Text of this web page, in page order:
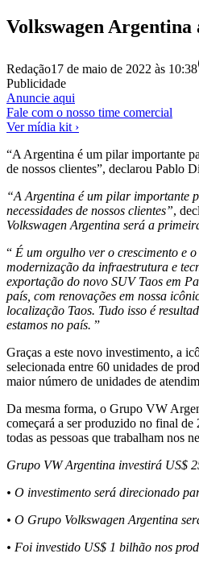
Volkswagen Argentina
Redação17 de maio de 2022 às 10:38
Publicidade
Anuncie aqui
Fale com o nosso time comercial
Ver mídia kit ›
“A Argentina é um pilar importante
de nossos clientes”, declarou Pablo
“A Argentina é um pilar importante
necessidades de nossos clientes”,
Volkswagen Argentina será a
“ É um orgulho ver o crescimento e
modernização da infraestrutura e
exportação do novo SUV Taos em
país, com renovações em nossa
localização Taos. Tudo isso é
estamos no país. ”
Graças a este novo investimento, a
selecionada entre 60 unidades de
maior número de unidades de
Da mesma forma, o Grupo VW
começará a ser produzido no final
todas as pessoas que trabalham nos
Grupo VW Argentina investirá US$
• O investimento será direcionado
• O Grupo Volkswagen Argentina
• Foi investido US$ 1 bilhão nos